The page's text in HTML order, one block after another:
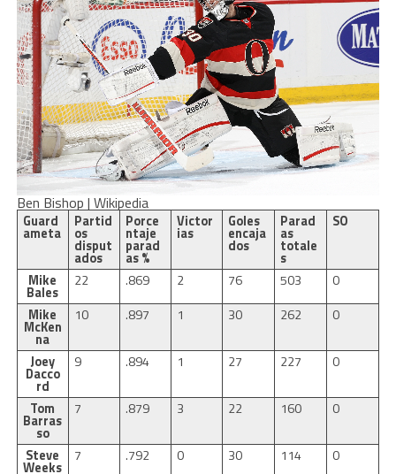
Ben Bishop | Wikipedia
Guard
ameta
Partid
os
disput
ados
Porce
ntaje
parad
as %
Victor
ias
Goles
encaja
dos
Parad
as
totale
s
SO
Mike
Bales
22 .869 2 76 503
0
Mike
McKen
na
10 .897 1 30 262 0
Joey
Dacco
rd
9 .894 1 27 227 0
Tom
Barras
so
7 .879 3 22 160 0
Steve
Weeks
7 .792 0 30 114
0